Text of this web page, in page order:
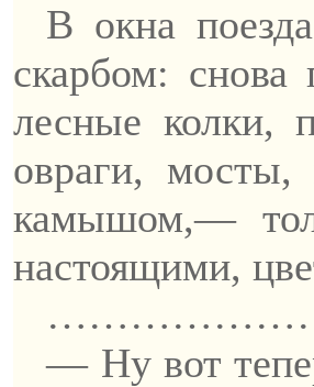
В окна
скарбом:
лесные колки,
овраги, мосты,
камышом,—
настоящими,
— Нувот